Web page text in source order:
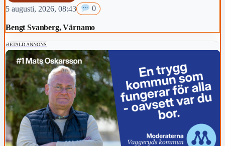
5 augusti, 2026, 08:43 0
Bengt Svanberg, Värnamo
BETALD ANNONS